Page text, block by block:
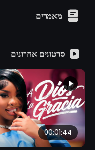
מאמרים
סרטונים אחרונים
00:01:44